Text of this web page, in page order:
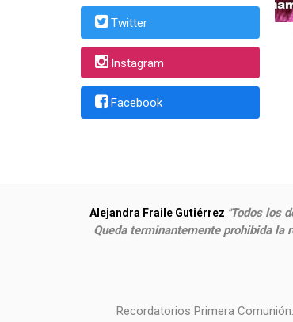
Twitter
Instagram
Facebook
Alejandra Fraile Gutiérrez "Todos los
Queda terminantemente prohibida
Recordatorios Primera